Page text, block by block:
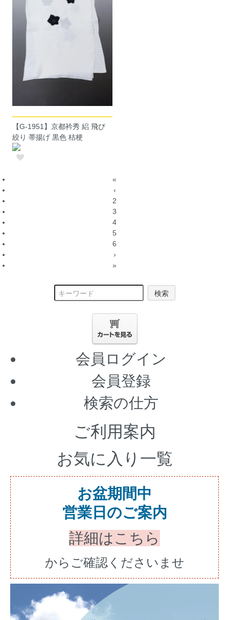
【G-1951】京都衿秀 絽 飛び
絞り 帯揚げ 黒色 桔梗
«
‹
2
3
4
5
6
›
»
検索
会員ログイン
会員登録
検索の仕方
ご利用案内
お気に入り一覧
お盆期間中
営業日のご案内
詳細はこちら
からご確認くださいませ